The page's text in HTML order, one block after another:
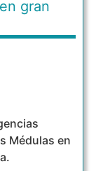
gran
Médulas en